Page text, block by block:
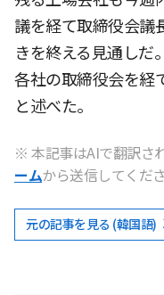
議を経て取締役会議
きを終える見通しだ
各社の取締役会を経
と述べた。
※ 本記事はAIで翻訳さ
ームから送信してくださ
元の記事を見る (韓国語)